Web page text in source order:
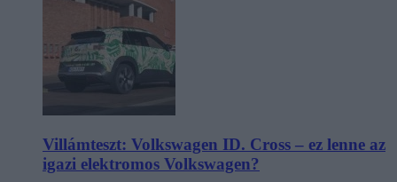
Villámteszt: Volkswagen ID. Cross – ez lenne az
igazi elektromos Volkswagen?